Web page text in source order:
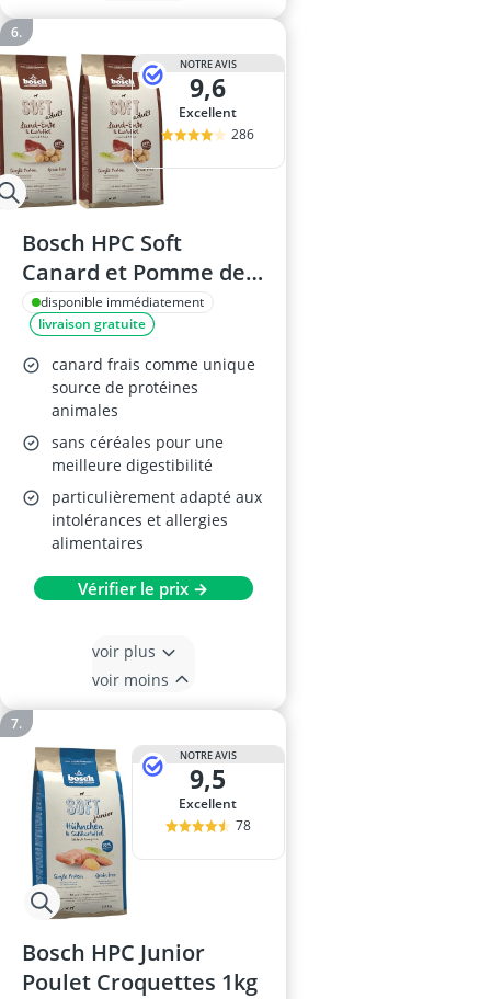
NOTRE AVIS
9,6
Excellent
286
Bosch HPC Soft
Canard et Pomme de
Terre 1 kg
disponible immédiatement
livraison gratuite
canard frais comme unique
source de protéines
animales
sans céréales pour une
meilleure digestibilité
particulièrement adapté aux
intolérances et allergies
alimentaires
Vérifier le prix →
voir plus
voir moins
NOTRE AVIS
9,5
Excellent
78
Bosch HPC Junior
Poulet Croquettes 1kg